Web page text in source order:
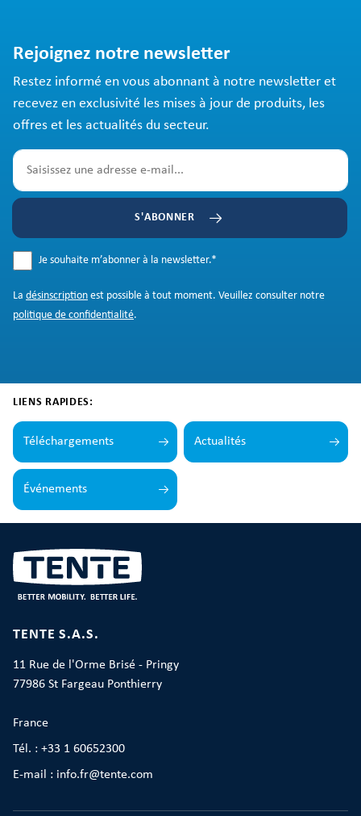
Rejoignez notre newsletter
Restez informé en vous abonnant à notre newsletter et
recevez en exclusivité les mises à jour de produits, les
offres et les actualités du secteur.
S'ABONNER
Je souhaite m’abonner à la newsletter.*
La désinscription est possible à tout moment. Veuillez consulter notre
politique de confidentialité.
LIENS RAPIDES:
Téléchargements Actualités
Événements
TENTE S.A.S.
11 Rue de l'Orme Brisé - Pringy
77986 St Fargeau Ponthierry
France
Tél. : +33 1 60652300
E-mail : info.fr@tente.com